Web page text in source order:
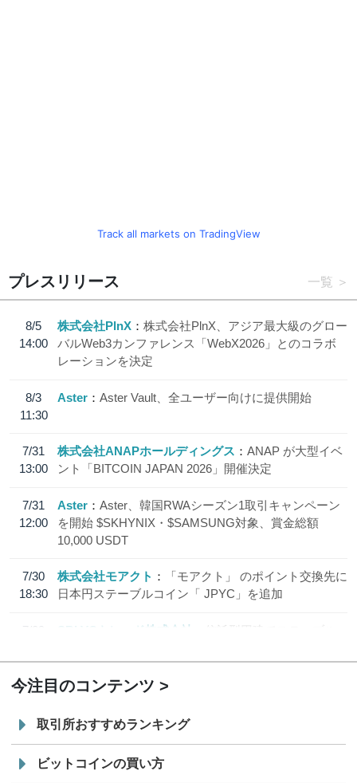
Track all markets on TradingView
プレスリリース 一覧
8/5
14:00
株式会社PlnX
株式会社PlnX、アジア最大級のグロー
バルWeb3カンファレンス「WebX2026」とのコラボ
レーションを決定
8/3
11:30
Aster Aster Vault、全ユーザー向けに提供開始
7/31
13:00
株式会社ANAPホールディングス
ANAP が大型イベ
ント「BITCOIN JAPAN 2026」開催決定
7/31
12:00
Aster
Aster、韓国RWAシーズン1取引キャンペーン
を開始 $SKHYNIX・$SAMSUNG対象、賞金総額
10,000 USDT
7/30
18:30
株式会社モアクト
「モアクト」 のポイント交換先に
日本円ステーブルコイン「 JPYC」を追加
7/29
SBI VCトレード株式会社
信託型円建てステーブル
今注目のコンテンツ
取引所おすすめランキング
ビットコインの買い方